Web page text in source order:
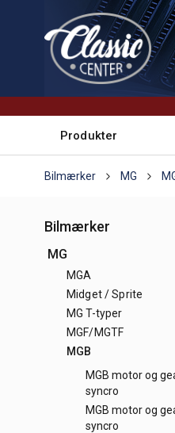
Produkter
Bilmærker MG
Bilmærker
MG
MGA
Midget / Sprite
MG T-typer
MGF/MGTF
MGB
MGB motor og
syncro
MGB motor og
syncro